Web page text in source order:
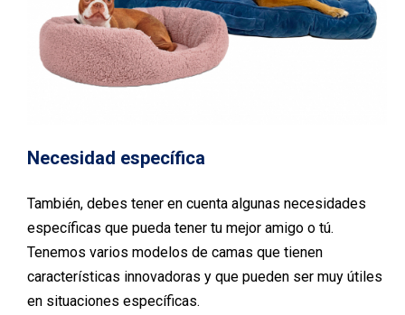
Necesidad específica
También, debes tener en cuenta algunas necesidades
específicas que pueda tener tu mejor amigo o tú.
Tenemos varios modelos de camas que tienen
características innovadoras y que pueden ser muy útiles
en situaciones específicas.